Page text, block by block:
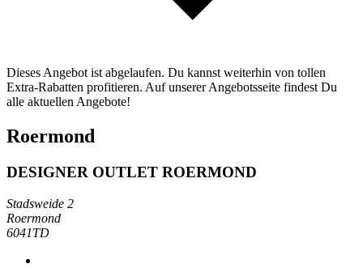
Dieses Angebot ist abgelaufen. Du kannst weiterhin von tollen
Extra-Rabatten profitieren. Auf unserer Angebotsseite findest Du
alle aktuellen Angebote!
Roermond
DESIGNER OUTLET ROERMOND
Stadsweide 2
Roermond
6041TD